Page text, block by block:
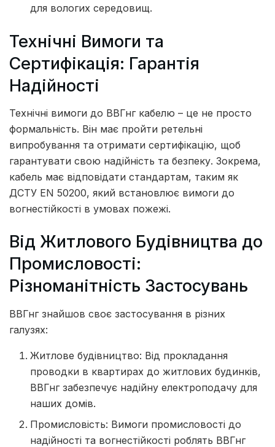
для вологих середовищ.
Технічні Вимоги та
Сертифікація: Гарантія
Надійності
Технічні вимоги до ВВГнг кабелю – це не просто
формальність. Він має пройти ретельні
випробування та отримати сертифікацію, щоб
гарантувати свою надійність та безпеку. Зокрема,
кабель має відповідати стандартам, таким як
ДСТУ EN 50200, який встановлює вимоги до
вогнестійкості в умовах пожежі.
Від Житлового Будівництва до
Промисловості:
Різноманітність Застосувань
ВВГнг знайшов своє застосування в різних
галузях:
Житлове будівництво: Від прокладання
проводки в квартирах до житлових будинків,
ВВГнг забезпечує надійну електроподачу для
наших домів.
Промисловість: Вимоги промисловості до
надійності та вогнестійкості роблять ВВГнг